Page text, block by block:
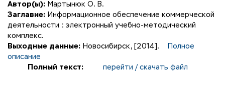
Автор(ы): Мартынюк О. В.
Заглавие: Информационное обеспечение коммерческой
деятельности : электронный учебно-методический
комплекс.
Выходные данные: Новосибирск, [2014].
Полное
описание
Полный текст:
перейти / скачать файл